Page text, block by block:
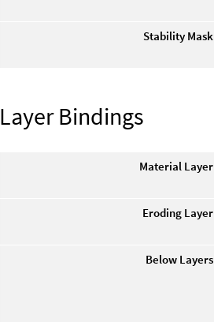
Stability Mask
Layer Bindings
Material Layer
Eroding Layer
Below Layers